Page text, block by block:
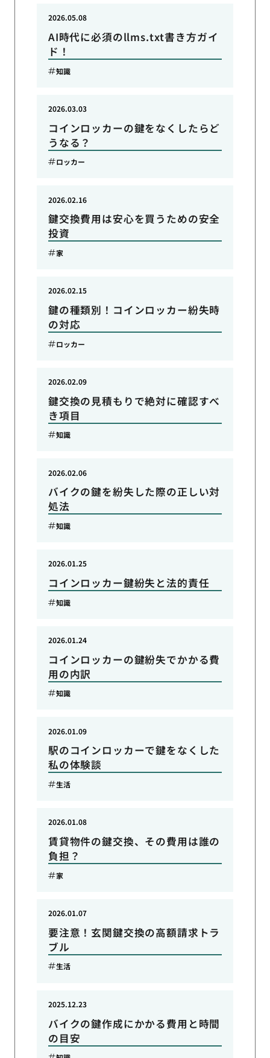
AI時代に必須のllms.txt書き方ガイ
ド！
2026.05.08
知識
コインロッカーの鍵をなくしたらど
うなる？
2026.03.03
ロッカー
鍵交換費用は安心を買うための安全
投資
2026.02.16
家
鍵の種類別！コインロッカー紛失時
の対応
2026.02.15
ロッカー
鍵交換の見積もりで絶対に確認すべ
き項目
2026.02.09
知識
バイクの鍵を紛失した際の正しい対
処法
2026.02.06
知識
コインロッカー鍵紛失と法的責任
2026.01.25
知識
コインロッカーの鍵紛失でかかる費
用の内訳
2026.01.24
知識
駅のコインロッカーで鍵をなくした
私の体験談
2026.01.09
生活
賃貸物件の鍵交換、その費用は誰の
負担？
2026.01.08
家
要注意！玄関鍵交換の高額請求トラ
ブル
2026.01.07
生活
バイクの鍵作成にかかる費用と時間
の目安
2025.12.23